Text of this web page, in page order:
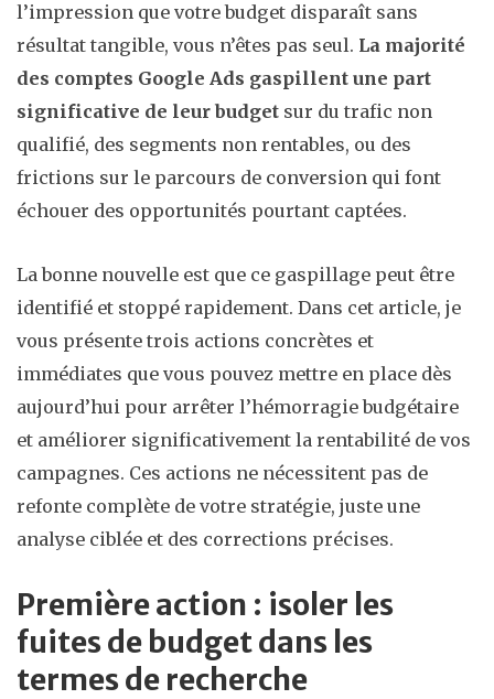
l’impression que votre budget disparaît sans
résultat tangible, vous n’êtes pas seul. La majorité
des comptes Google Ads gaspillent une part
significative de leur budget sur du trafic non
qualifié, des segments non rentables, ou des
frictions sur le parcours de conversion qui font
échouer des opportunités pourtant captées.
La bonne nouvelle est que ce gaspillage peut être
identifié et stoppé rapidement. Dans cet article, je
vous présente trois actions concrètes et
immédiates que vous pouvez mettre en place dès
aujourd’hui pour arrêter l’hémorragie budgétaire
et améliorer significativement la rentabilité de vos
campagnes. Ces actions ne nécessitent pas de
refonte complète de votre stratégie, juste une
analyse ciblée et des corrections précises.
Première action : isoler les
fuites de budget dans les
termes de recherche